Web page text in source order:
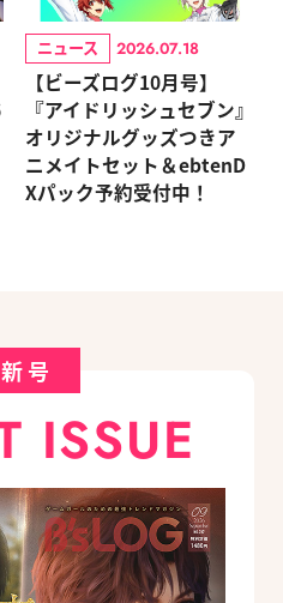
ニュース 2026.07.18
【ビーズログ10月号】
『アイドリッシュセブン』
オリジナルグッズつきア
ニメイトセット＆ebtenD
Xパック予約受付中！
号
ISSUE